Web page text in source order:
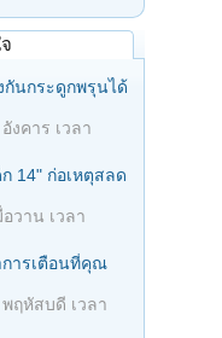
นกระดูกพรุนได้
อังคาร เวลา
14" ก่อเหตุสลด
อวาน เวลา
การเตือนที่คุณ
พฤหัสบดี เวลา